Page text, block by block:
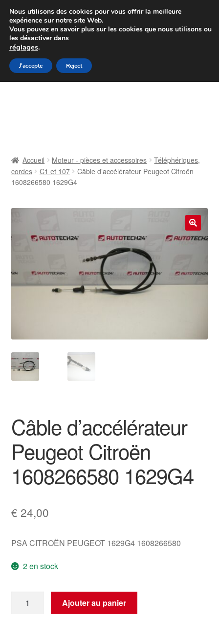
Colissimo livraison à partir de 7 EUR
Du lundi au vendredi de 9 h à 16 h
Aller
à
Aller
au
Contact
Paiements
Politique de confidentialité
Procédure de Réclamation
Accueil Moteur - pièces et accessoires
Téléphériques,
cordes
C1 et 107
Câble d’accélérateur Peugeot Citroën
1608266580 1629G4
🔍
Câble d’accélérateur
Peugeot Citroën
1608266580 1629G4
€ 24,00
PSA CITROËN PEUGEOT 1629G4 1608266580
2 en stock
Ajouter au panier
Nous utilisons des cookies pour vous offrir la meilleure
expérience sur notre site Web.
Vous pouvez en savoir plus sur les cookies que nous utilisons ou
les désactiver dans
réglages.
J'accepte Reject